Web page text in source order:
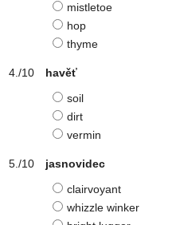
mistletoe
hop
thyme
havěť
soil
dirt
vermin
jasnovidec
clairvoyant
whizzle winker